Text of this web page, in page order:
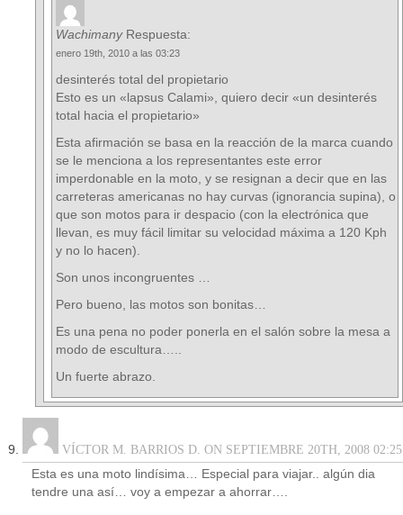
WachimanyRespuesta:
enero 19th, 2010 a las 03:23
desinterés total del propietario
Esto es un «lapsus Calami», quiero decir «un desinterés
total hacia el propietario»
Esta afirmación se basa en la reacción de la marca cuando
se le menciona a los representantes este error
imperdonable en la moto, y se resignan a decir que en las
carreteras americanas no hay curvas (ignorancia supina), o
que son motos para ir despacio (con la electrónica que
llevan, es muy fácil limitar su velocidad máxima a 120 Kph
y no lo hacen).
Son unos incongruentes …
Pero bueno, las motos son bonitas…
Es una pena no poder ponerla en el salón sobre la mesa a
modo de escultura…..
Un fuerte abrazo.
VÍCTOR M. BARRIOS D. ON SEPTIEMBRE 20TH, 2008 02:25
Esta es una moto lindísima… Especial para viajar.. algún dia
tendre una así… voy a empezar a ahorrar….